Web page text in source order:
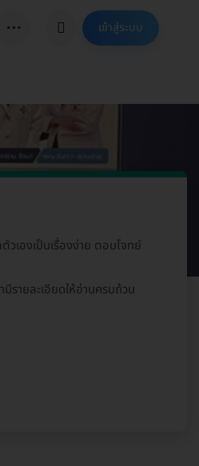
⋯ เข้าสู่ระบบ
เองเป็นเรื่องง่าย ตอบโจทย์
รายละเอียดให้อ่านครบถ้วน